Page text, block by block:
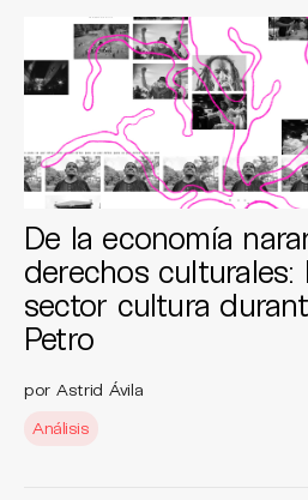
De la economía
derechos culturales:
sector cultura
Petro
por Astrid Ávila
Análisis